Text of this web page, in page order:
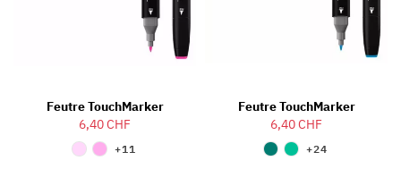
Feutre TouchMarker
6,40 CHF
+11
Feutre TouchMarker
6,40 CHF
+24